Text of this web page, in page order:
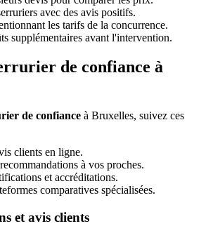
avec des avis positifs.
les tarifs de la concurrence.
supplémentaires avant l'intervention.
de confiance à
de confiance à Bruxelles, suivez ces
clients en ligne.
à vos proches.
et accréditations.
comparatives spécialisées.
et avis clients